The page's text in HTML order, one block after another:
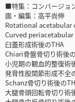
■特集：コンバージ
画・編集：高平尚伸
Rotational
Curved
臼蓋形成術後のTHA
Chiari骨盤骨切り術
小児期の観血的整復
発育性股関節形成不
Schanz骨切り術後
大腿骨頭回転骨切り